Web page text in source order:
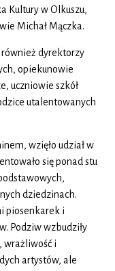
Kultury w Olkuszu,
Michał Mączka.
również dyrektorzy
opiekunowie
uczniowie szkół
utalentowanych
wzięło udział w
się ponad stu
dziedzinach.
piosenkarek i
Podziw wzbudziły
wrażliwość i
artystów, ale